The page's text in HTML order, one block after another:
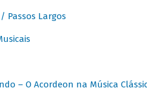
/ Passos Largos
– O Acordeon na Música